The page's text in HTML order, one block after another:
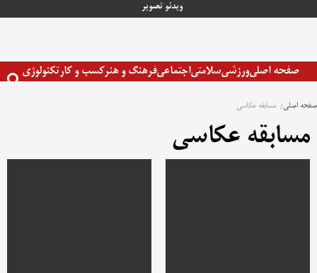
ویدئو تصویر
صفحه اصلیورزشیسلامتیاجتماعیفرهنگ و هنرکسب و کارتکنولوژی
صفحه اصلی مسابقه عکاسی
مسابقه عکاسی